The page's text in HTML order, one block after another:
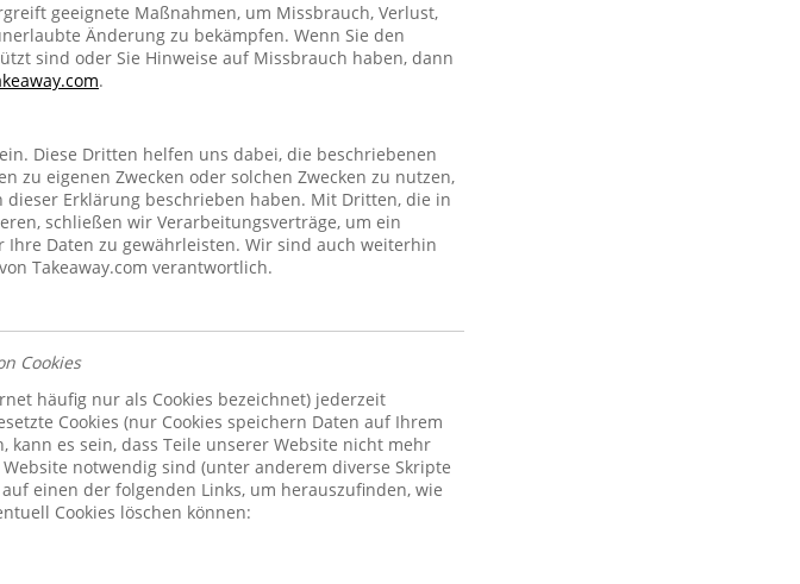
geeignete Maßnahmen, um Missbrauch, Verlust,
Änderung zu bekämpfen. Wenn Sie den
sind oder Sie Hinweise auf Missbrauch haben, dann
.
Diese Dritten helfen uns dabei, die beschriebenen
zu eigenen Zwecken oder solchen Zwecken zu nutzen,
Erklärung beschrieben haben. Mit Dritten, die in
schließen wir Verarbeitungsverträge, um ein
Daten zu gewährleisten. Wir sind auch weiterhin
Takeaway.com verantwortlich.
Cookies
häufig nur als Cookies bezeichnet) jederzeit
Cookies (nur Cookies speichern Daten auf Ihrem
kann es sein, dass Teile unserer Website nicht mehr
notwendig sind (unter anderem diverse Skripte
einen der folgenden Links, um herauszufinden, wie
Cookies löschen können: